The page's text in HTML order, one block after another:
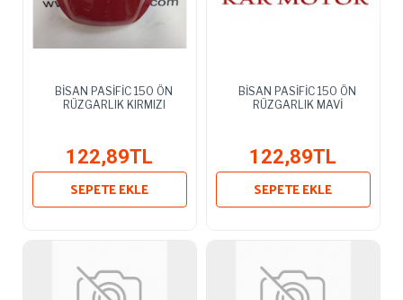
BİSAN PASİFİC 150 ÖN
RÜZGARLIK KIRMIZI
122,89TL
SEPETE EKLE
BİSAN PASİFİC 150 ÖN
RÜZGARLIK MAVİ
122,89TL
SEPETE EKLE